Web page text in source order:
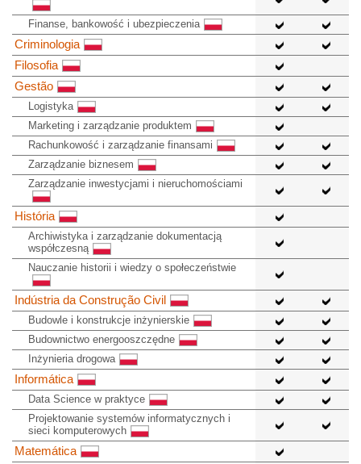
Finanse, bankowość i ubezpieczenia
Criminologia
Filosofia
Gestão
Logistyka
Marketing i zarządzanie produktem
Rachunkowość i zarządzanie finansami
Zarządzanie biznesem
Zarządzanie inwestycjami i nieruchomościami
História
Archiwistyka i zarządzanie dokumentacją
współczesną
Nauczanie historii i wiedzy o społeczeństwie
Indústria da Construção Civil
Budowle i konstrukcje inżynierskie
Budownictwo energooszczędne
Inżynieria drogowa
Informática
Data Science w praktyce
Projektowanie systemów informatycznych i
sieci komputerowych
Matemática